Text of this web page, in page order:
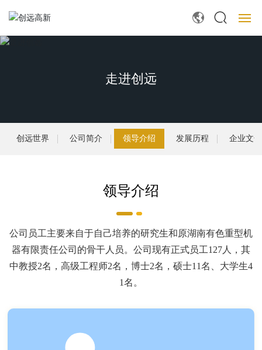
创远租赁
走进创远
联系我们
走进创远
创远世界 公司简介 领导介绍 发展历程 企业文化
领导介绍
公司员工主要来自于自己培养的研究生和原湖南有色重型机
器有限责任公司的骨干人员。公司现有正式员工127人，其
中教授2名，高级工程师2名，博士2名，硕士11名、大学生4
1名。